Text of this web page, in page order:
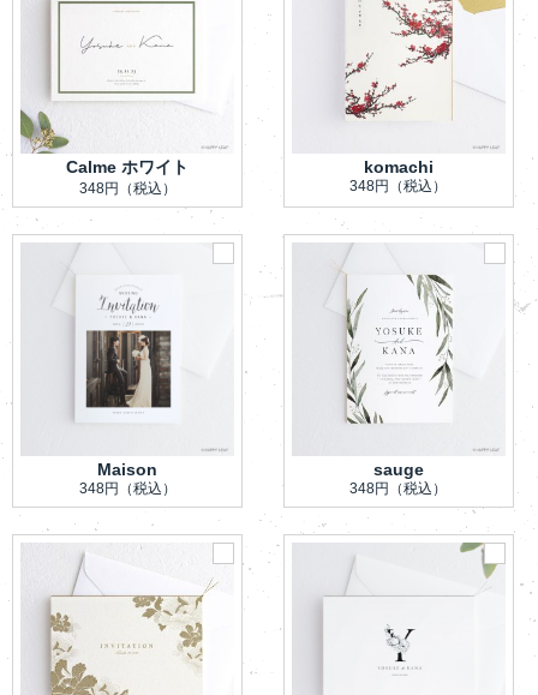
Calme ホワイト
348円 （税込）
komachi
348円 （税込）
Maison
348円 （税込）
sauge
348円 （税込）